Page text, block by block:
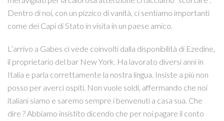
Dentro di noi, con un pizzico di vanità, ci sentiamo importanti
come dei Capi di Stato in visita in un paese amico.
L’arrivo a Gabes ci vede coinvolti dalla disponibilità di Ezedine,
il proprietario del bar New York. Ha lavorato diversi anni in
Italia e parla correttamente la nostra lingua. Insiste a più non
posso per averci ospiti. Non vuole soldi, affermando che noi
italiani siamo e saremo sempre i benvenuti a casa sua. Che
dire ? Abbiamo insistito dicendo che per noi pagare il conto